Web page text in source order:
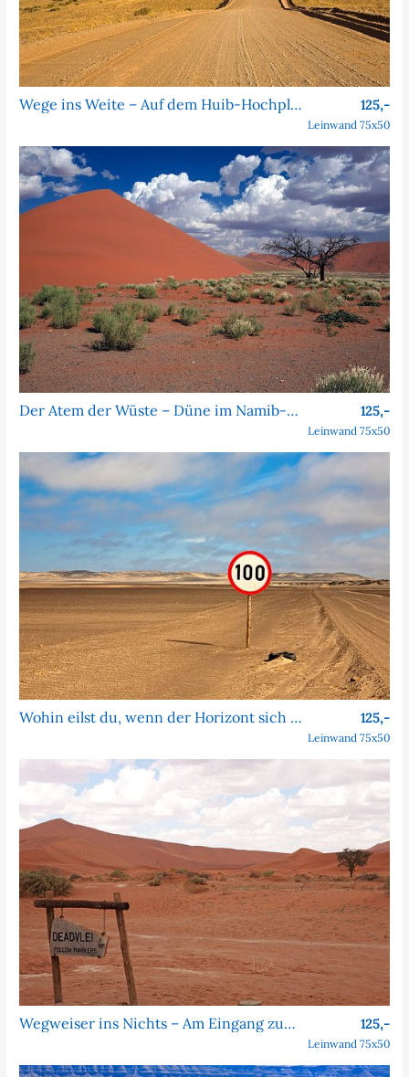
Wege ins Weite – Auf dem Huib-Hochplateau in Namibia 125,-
Leinwand 75x50
Der Atem der Wüste – Düne im Namib-Naukluft-Park 125,-
Leinwand 75x50
Wohin eilst du, wenn der Horizont sich nie nähert? 125,-
Leinwand 75x50
Wegweiser ins Nichts – Am Eingang zum Dead Vlei 125,-
Leinwand 75x50